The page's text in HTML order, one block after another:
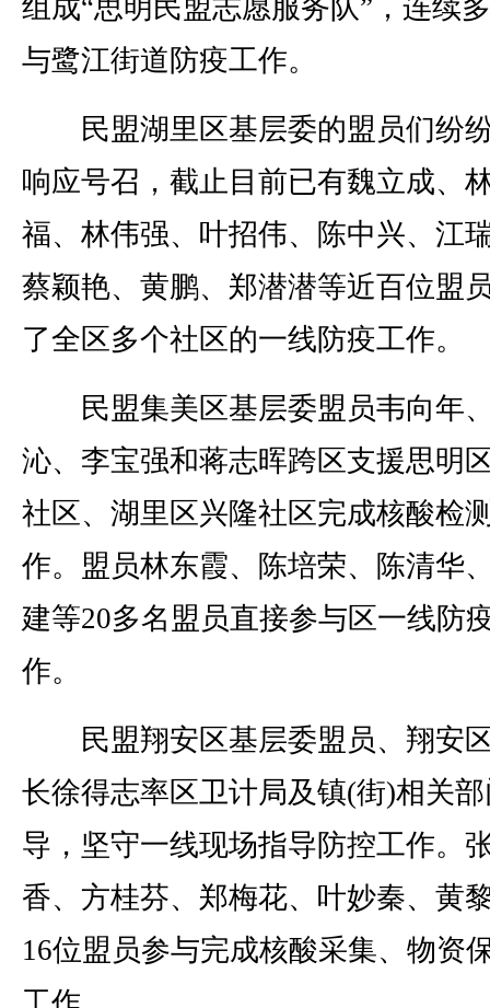
组成“思明民盟志愿服务队”，连续
与鹭江街道防疫工作。
民盟湖里区基层委的盟员们纷
响应号召，截止目前已有魏立成、
福、林伟强、叶招伟、陈中兴、江
蔡颖艳、黄鹏、郑潜潜等近百位盟
了全区多个社区的一线防疫工作。
民盟集美区基层委盟员韦向年
沁、李宝强和蒋志晖跨区支援思明
社区、湖里区兴隆社区完成核酸检
作。盟员林东霞、陈培荣、陈清华
建等20多名盟员直接参与区一线防
作。
民盟翔安区基层委盟员、翔安
长徐得志率区卫计局及镇(街)相关
导，坚守一线现场指导防控工作。
香、方桂芬、郑梅花、叶妙秦、黄
16位盟员参与完成核酸采集、物资